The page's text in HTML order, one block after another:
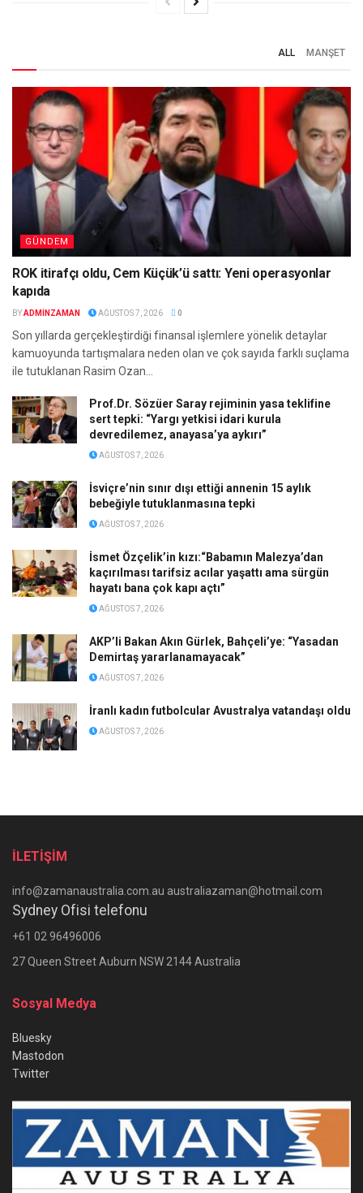
ALL MANŞET
GÜNDEM
ROK itirafçı oldu, Cem Küçük’ü sattı: Yeni operasyonlar
kapıda
BYADMINZAMAN AĞUSTOS 7, 2026 0
Son yıllarda gerçekleştirdiği finansal işlemlere yönelik detaylar
kamuoyunda tartışmalara neden olan ve çok sayıda farklı suçlama
ile tutuklanan Rasim Ozan...
Prof.Dr. Sözüer Saray rejiminin yasa teklifine
sert tepki: “Yargı yetkisi idari kurula
devredilemez, anayasa’ya aykırı”
AĞUSTOS 7, 2026
İsviçre’nin sınır dışı ettiği annenin 15 aylık
bebeğiyle tutuklanmasına tepki
AĞUSTOS 7, 2026
İsmet Özçelik’in kızı:“Babamın Malezya’dan
kaçırılması tarifsiz acılar yaşattı ama sürgün
hayatı bana çok kapı açtı”
AĞUSTOS 7, 2026
AKP’li Bakan Akın Gürlek, Bahçeli’ye: “Yasadan
Demirtaş yararlanamayacak”
AĞUSTOS 7, 2026
İranlı kadın futbolcular Avustralya vatandaşı oldu
AĞUSTOS 7, 2026
İLETİŞİM
info@zamanaustralia.com.au australiazaman@hotmail.com
Sydney Ofisi telefonu
+61 02 96496006
27 Queen Street Auburn NSW 2144 Australia
Sosyal Medya
Bluesky
Mastodon
Twitter